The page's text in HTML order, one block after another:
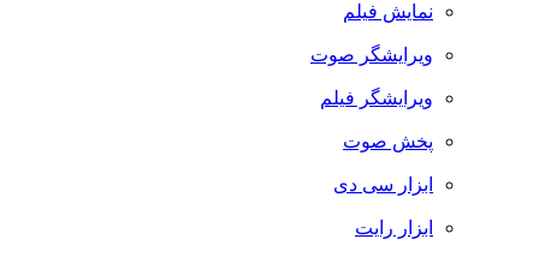
نمایش فیلم
ویرایشگر صوت
ویرایشگر فیلم
پخش صوت
ابزار سی دی
ابزار رایت